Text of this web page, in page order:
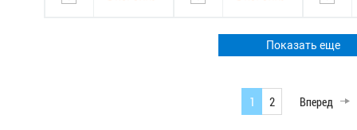
Показать еще
1 2 Вперед